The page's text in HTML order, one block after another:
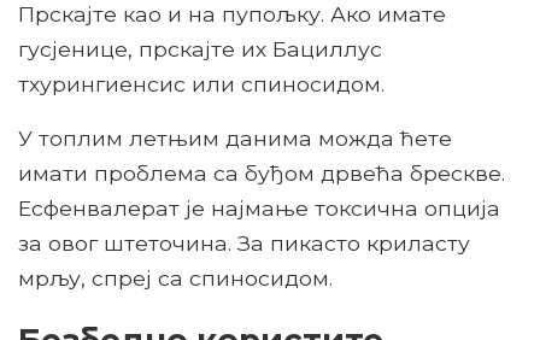
Прскајте као и на пупољку. Ако имате
гусјенице, прскајте их Бациллус
тхурингиенсис или спиносидом.
У топлим летњим данима можда ћете
имати проблема са буђом дрвећа брескве.
Есфенвалерат је најмање токсична опција
за овог штеточина. За пикасто криласту
мрљу, спреј са спиносидом.